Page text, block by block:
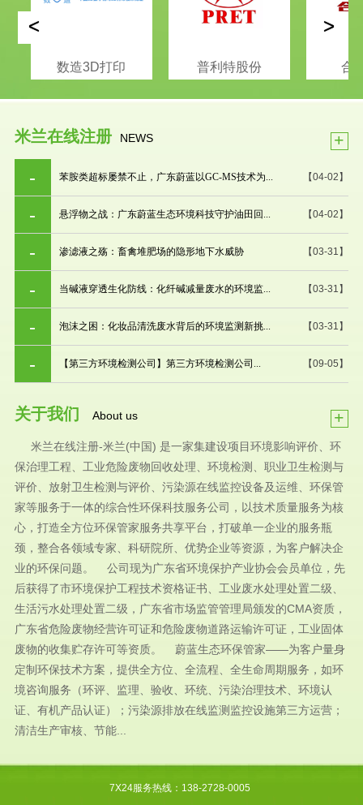
数造3D打印 普利特股份 合
< >
米兰在线注册 NEWS +
【04-02】
苯胺类超标屡禁不止，广东蔚蓝以GC-MS技术为...
【04-02】
悬浮物之战：广东蔚蓝生态环境科技守护油田回...
【03-31】
渗滤液之殇：畜禽堆肥场的隐形地下水威胁
【03-31】
当碱液穿透生化防线：化纤碱减量废水的环境监...
【03-31】
泡沫之困：化妆品清洗废水背后的环境监测新挑...
【09-05】
【第三方环境检测公司】第三方环境检测公司...
关于我们 About us +
米兰在线注册-米兰(中国) 是一家集建设项目环境影响评价、环
保治理工程、工业危险废物回收处理、环境检测、职业卫生检测与
评价、放射卫生检测与评价、污染源在线监控设备及运维、环保管
家等服务于一体的综合性环保科技服务公司，以技术质量服务为核
心，打造全方位环保管家服务共享平台，打破单一企业的服务瓶
颈，整合各领域专家、科研院所、优势企业等资源，为客户解决企
业的环保问题。 公司现为广东省环境保护产业协会会员单位，先
后获得了市环境保护工程技术资格证书、工业废水处理处置二级、
生活污水处理处置二级，广东省市场监管管理局颁发的CMA资质，
广东省危险废物经营许可证和危险废物道路运输许可证，工业固体
废物的收集贮存许可等资质。 蔚蓝生态环保管家——为客户量身
定制环保技术方案，提供全方位、全流程、全生命周期服务，如环
境咨询服务（环评、监理、验收、环统、污染治理技术、环境认
证、有机产品认证）；污染源排放在线监测监控设施第三方运营；
清洁生产审核、节能...
7X24服务热线：138-2728-0005